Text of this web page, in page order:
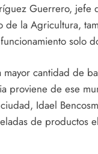
Guerrero,
la Agricultura,
solo
cantidad de
proviene de ese
Idael
de productos